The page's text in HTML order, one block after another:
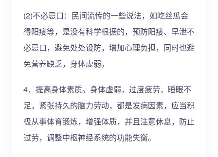
(2)不必忌口：民间流传的一些说法，如吃丝瓜会
得阳痿等，是没有科学根据的，预防阳痿、早泄不
必忌口，避免处处设防，增加心理负担，同时也避
免营养缺乏，身体虚弱。
4．提高身体素质。身体虚弱，过度疲劳，睡眠不
足，紧张持久的脑力劳动，都是发病因素，应当积
极从事体育锻炼，增强体质，并且注意休息，防止
过劳，调整中枢神经系统的功能失衡。